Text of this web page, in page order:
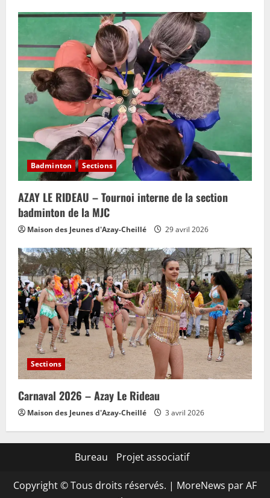
Badminton Sections
AZAY LE RIDEAU – Tournoi interne de la section
badminton de la MJC
Maison des Jeunes d'Azay-Cheillé 29 avril 2026
Sections
Carnaval 2026 – Azay Le Rideau
Maison des Jeunes d'Azay-Cheillé 3 avril 2026
Bureau Projet associatif
Copyright © Tous droits réservés. | MoreNews par AF